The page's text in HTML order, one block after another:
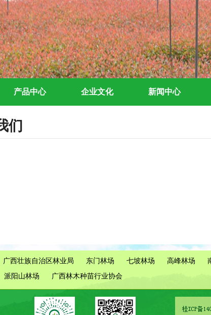
产品中心 企业文化 新闻中心
们
广西壮族自治区林业局 东门林场 七坡林场 高峰林场
派阳山林场 广西林木种苗行业协会